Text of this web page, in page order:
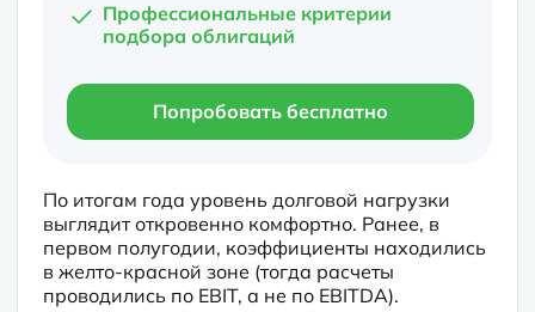
Профессиональные критерии
подбора облигаций
Попробовать бесплатно
По итогам года уровень долговой нагрузки
выглядит откровенно комфортно. Ранее, в
первом полугодии, коэффициенты находились
в желто-красной зоне (тогда расчеты
проводились по EBIT, а не по EBITDA).